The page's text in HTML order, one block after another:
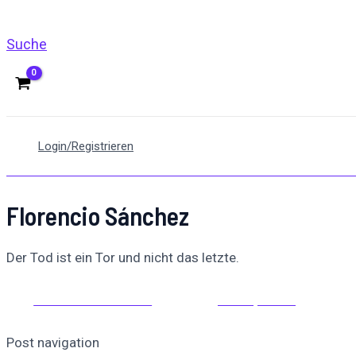
Suche
Login/Registrieren
Florencio Sánchez
Der Tod ist ein Tor und nicht das letzte.
Post navigation